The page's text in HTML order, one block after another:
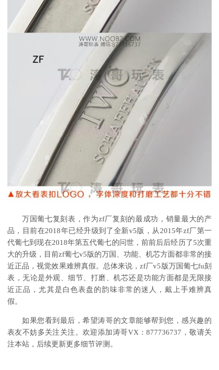
万国葡七复刻表，作为zf厂复刻的最成功，销量最大的产
品，目前在2018年已经升级到了全新v5版，从2015年zf厂第一
代葡七到现在2018年第五代葡七的问世，前前后后经历了5次重
大的升级，目前zf葡七v5版的万国、功能、机芯方面都非常的接
近正品，视觉效果难辨真假。总体来说，zf厂v5版万国葡七fu刻
表，无论是外观、细节、打磨、机芯还是功能方面都是无限接
近正品，尤其是白色表盘的韵味非常的迷人，戴上手难辨真
假。
如果您看到最后，希望涛哥的文章能够帮到您，感兴趣的
表友不妨多关注关注。欢迎添加涛哥VX：877736737，敬请关
注本站，后续更新更多细节评测。